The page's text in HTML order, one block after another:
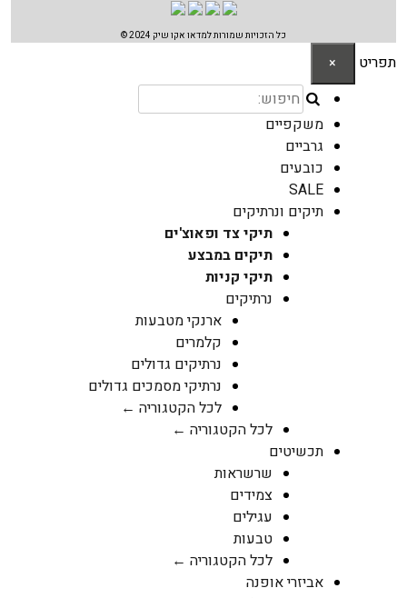
כל הזכויות שמורות למדאו אקו שיק 2024 ©
תפריט ×
משקפיים
גרביים
כובעים
SALE
תיקים ונרתיקים
תיקי צד ופאוצ'ים
תיקים במבצע
תיקי קניות
נרתיקים
ארנקי מטבעות
קלמרים
נרתיקים גדולים
נרתיקי מסמכים גדולים
לכל הקטגוריה ←
לכל הקטגוריה ←
תכשיטים
שרשראות
צמידים
עגילים
טבעות
לכל הקטגוריה ←
אביזרי אופנה